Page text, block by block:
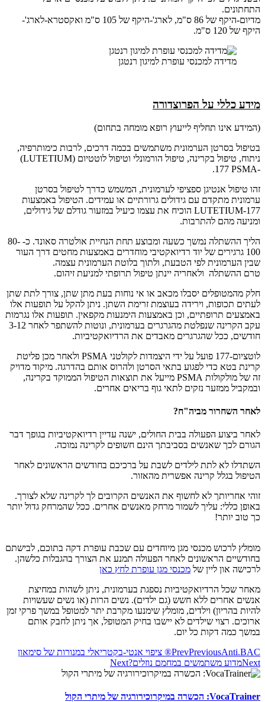
התחתונים.
מדיום-היקף של 86 ס"מ, לארג'-היקף של 105 ס"מ ואקסטרא-לארג'-
היקף של 120 ס"מ.
מדידה למכנסי עופרת למיגון רנטגן
מידע כללי על הפרוצדורה
(המידע אינו תחליף לייעוץ רופא מומחה בתחום)
בטיפול בסרטן הערמונית משתמשים בכמה דרכים, לרבות כימותרפיה,
ניתוח, טיפול בקרינה, טיפול הורמונלי וטיפול לוטטיום (LUTETIUM)
-177 PSMA.
זהו טיפול אנטיגן ספציפי לערמונית, המשמש כדרך לטיפול בסרטן
ערמונית מתקדם עם גידולים גרורתיים או עמידים. הטיפול באמצעות
LUTETIUM-177 הוכיח את עצמו כיעיל במזעור גודלם של גידולים,
ומניעה מהם להתרבות.
הליך ההשתלה נמשך כשעה ומבוצע תחת הנחיית אולטרה סאונד. כ- 80-
100 גרגירים של יוד רדיואקטיבי מוחדרים באמצעות מחטים דרך העור
שבין הערמונית לפי הטבעת, ולתוך בלוטת הערמונית עצמה.
טרם ההשתלה ולאחריה יינתן טיפול תרופתי למניעת זיהום.
חלק מהמטופלים יסבלו מכאב או אי נוחות בעת מתן שתן, צורך לתת שתן
לעתים תכופות, וירידה בעוצמת זרימת השתן. ניתן להקל על תופעות אלו
באמצעים תרופתיים, וכן באמצעות הימנעות מקפאין. תופעות אלו נגרמות
עקב הקרינה שנפלטת מהגרגרים בערמונית, ונוטות להשתפר לאחר 3-12
חודשים, ככל שהגרגרים מאבדים את הרדיואקטיביות.
לוטציום-177 פועל על ידי היצמדות לקולטני PSMA ולאחר מכן פליטת
קרינת בטא כדי לפגוע בתאי הסרטן ולהרוס אותם בהדרגה. מיקוד מדויק
זה של מולקולות PSMA מייעל את תוצאות הטיפול הממוקד בקרינה,
ובמקביל ממזער נזקים לתאי גוף בריאים אחרים.
לאחר השחרור מביה"ח?
לאחר ביצוע הפעולה בבית החולים, ישנה עדיין רדיואקטיביות בגופך דבר
הגורם לכך שאנשים בסביבתך הינם חשופים לקרינה נמוכה.
השתדלו לא לתת לילדים לשבת על ברכיכם בחודשים הראשונים לאחר
הטיפול בגלל קרינה אפשרית מהאזור.
זוהי אחריותך לא לחשוף את האנשים הקרובים לך לקרינה שלא לצורך.
באופן כללי: עליך לשמור מרחק מאנשים אחרים. ככל שהמרחק גדול יותר
כך טוב יותר!
מומלץ לרכוש מכנסי מגן מיוחדים עם שכבת עופרת דקה בתוכם, לבישתם
בחודשיים הראשונים לאחר הפעולה תמנע את הצורך בהגבלות כלשהן.
לרכישה און ליין של מכנסי מגן עופרת לחץ כאן
מאחר שכל הרדיואקטיביות נספגת בערמונית, ניתן לשהות במחיצת
אנשים אחרים ללא חשש (גם ילדים). נשים הרות (או נשים שעשויות
להיות בהריון) וילדים, מומלץ שימנעו מקרבת יתר למטופל במשך פרקי זמן
ארוכים. רצוי שילדים לא יישבו בחיק המטופל, אך ניתן לחבק אותם
במשך כמה דקות כל יום.
PrevPreviousAnti.BAC® ציפוי אנטי-בקטריאלי במנורות של סימאון
Nextמדוע משתמשים במחמם נוזלים?Next
VocaTrainer: הכשרה במיקרוכירורגיה של מיתרי הקול